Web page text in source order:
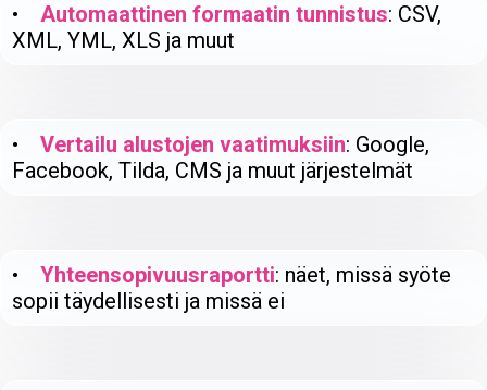
• Automaattinen formaatin tunnistus: CSV,
XML, YML, XLS ja muut
• Vertailu alustojen vaatimuksiin: Google,
Facebook, Tilda, CMS ja muut järjestelmät
• Yhteensopivuusraportti: näet, missä syöte
sopii täydellisesti ja missä ei